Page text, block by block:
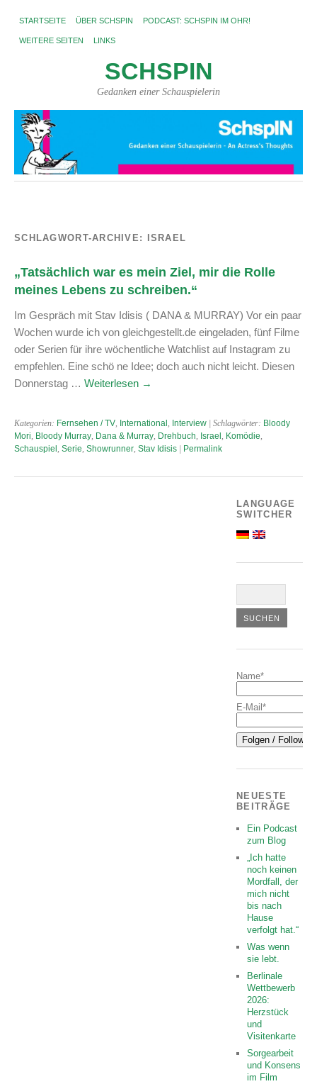
STARTSEITE ÜBER SCHSPIN PODCAST: SCHSPIN IM OHR!
WEITERE SEITEN LINKS
SCHSPIN
Gedanken einer Schauspielerin
SCHLAGWORT-ARCHIVE: ISRAEL
„Tatsächlich war es mein Ziel, mir die Rolle
meines Lebens zu schreiben.“
Im Gespräch mit Stav Idisis ( DANA & MURRAY) Vor ein paar
Wochen wurde ich von gleichgestellt.de eingeladen, fünf Filme
oder Serien für ihre wöchentliche Watchlist auf Instagram zu
empfehlen. Eine schö ne Idee; doch auch nicht leicht. Diesen
Donnerstag … Weiterlesen →
Kategorien: Fernsehen / TV, International , Interview | Schlagwörter: Bloody
Mori, Bloody Murray, Dana & Murray, Drehbuch, Israel , Komödie,
Schauspiel , Serie, Showrunner, Stav Idisis Permalink
LANGUAGE
SWITCHER
Name*
E-Mail*
NEUESTE
BEITRÄGE
Ein Podcast
zum Blog
„Ich hatte
noch keinen
Mordfall, der
mich nicht
bis nach
Hause
verfolgt hat.“
Was wenn
sie lebt.
Berlinale
Wettbewerb
2026:
Herzstück
und
Visitenkarte
Sorgearbeit
und Konsens
im Film